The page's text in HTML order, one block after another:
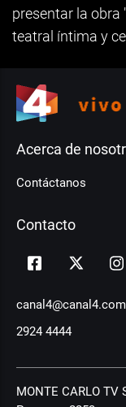
presentar la obra
teatral íntima y
Acerca de
Contáctanos
Contacto
2924 4444
MONTE CARLO TV